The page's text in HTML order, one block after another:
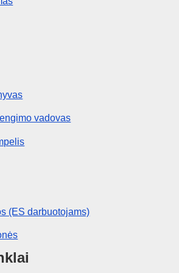
vadovas
(ES darbuotojams)